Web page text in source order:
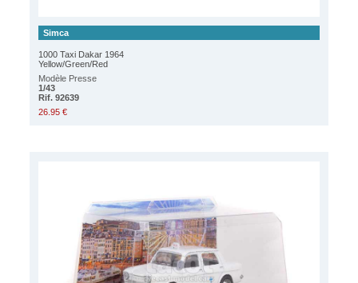
Simca
1000 Taxi Dakar 1964
Yellow/Green/Red
Modèle Presse
1/43
Rif. 92639
26.95 €